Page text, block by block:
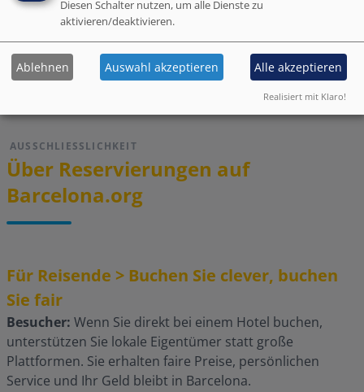
Breakfast takeaway containers
Delivered food is securely
professionals
provided by property
Face masks for guests available
AUSSCHLIESSLICHKEIT
Über Reservierungen auf
Barcelona.org
Für Reisende > Buchen Sie clever, buchen
Sie fair
Besucher: Wenn Sie direkt bei einem Hotel buchen,
unterstützen Sie lokale Eigentümer statt große
Plattformen. Sie erhalten faire Preise, persönlichen
Service und Ihr Geld bleibt in Barcelona.
Diesen Schalter nutzen, um alle Dienste zu
aktivieren/deaktivieren.
Ablehnen Auswahl akzeptieren Alle akzeptieren
Realisiert mit Klaro!